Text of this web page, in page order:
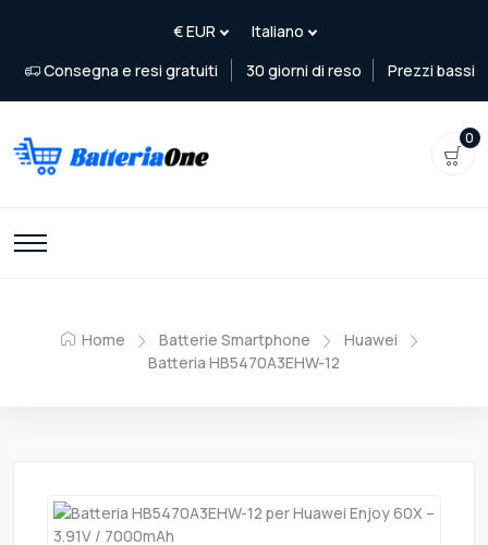
Consegna e resi gratuiti 30 giorni di reso Prezzi bassi
0
Home Batterie Smartphone
Huawei
Batteria HB5470A3EHW-12